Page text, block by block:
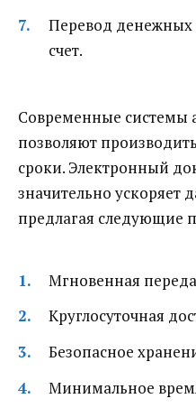
Перевод денежных
счет.
Современные системы
позволяют
сроки. Электронный
значительно ускоряет
предлагая следующие
Мгновенная
Круглосуточная
Безопасное
Минимальное